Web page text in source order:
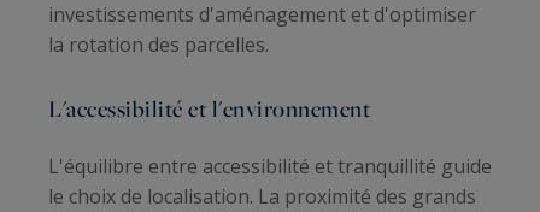
investissements d'aménagement et d'optimiser
la rotation des parcelles.
L'accessibilité et l'environnement
L'équilibre entre accessibilité et tranquillité guide
le choix de localisation. La proximité des grands